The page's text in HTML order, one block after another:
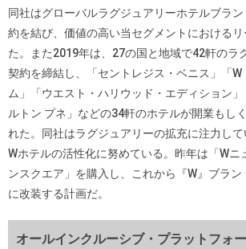
同社はグローバルラグジュアリーホテルブラ
約を結び、価値の高い当セグメントにおける
た。また2019年は、27の国と地域で42軒のラ
契約を締結し、「セントレジス・ベニス」「W
ム」「ウエスト・ハリウッド・エディション
ルトン プネ」などの34軒のホテルが開業もし
れた。同社はラグジュアリーの拡充に注力し
Wホテルの活性化に努めている。昨年は「Wニ
ンスクエア」を購入し、これから『W』ブラ
に改装する計画だ。
オールインクルーシブ・プラットフォ